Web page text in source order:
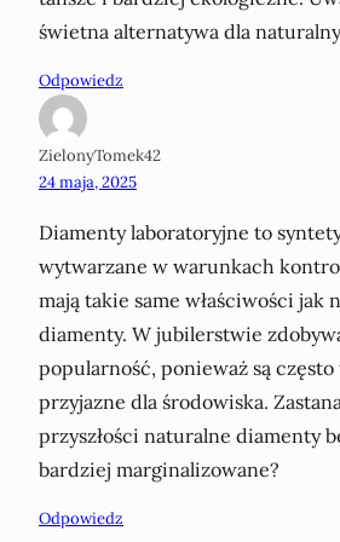
świetna alternatywa dla
Odpowiedz
ZielonyTomek42
24 maja, 2025
Diamenty laboratoryjne to
wytwarzane w warunkach
mają takie same właściwości jak
diamenty. W jubilerstwie
popularność, ponieważ są
przyjazne dla środowiska.
przyszłości naturalne diamenty
bardziej marginalizowane?
Odpowiedz